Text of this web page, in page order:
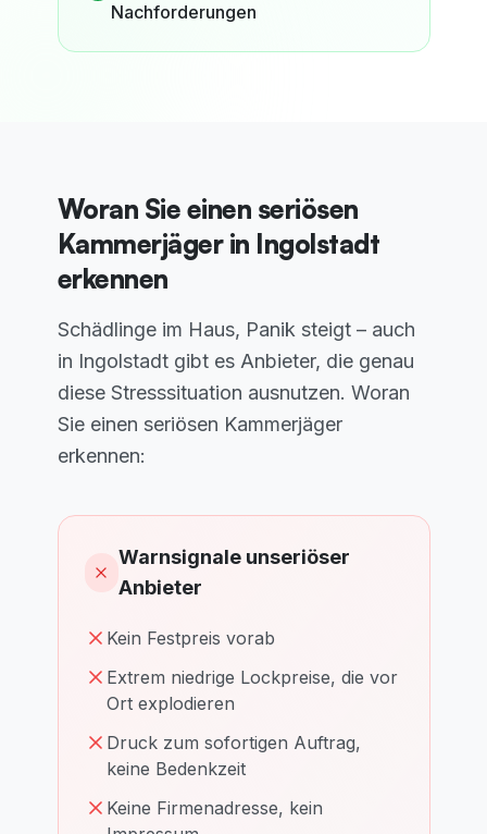
Nachforderungen
Woran Sie einen seriösen
Kammerjäger in Ingolstadt
erkennen
Schädlinge im Haus, Panik steigt – auch
in Ingolstadt gibt es Anbieter, die genau
diese Stresssituation ausnutzen. Woran
Sie einen seriösen Kammerjäger
erkennen:
Warnsignale unseriöser
Anbieter
Kein Festpreis vorab
Extrem niedrige Lockpreise, die vor
Ort explodieren
Druck zum sofortigen Auftrag,
keine Bedenkzeit
Keine Firmenadresse, kein